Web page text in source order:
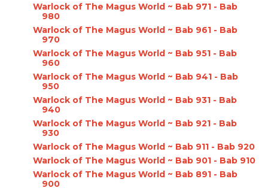
Warlock of The Magus World ~ Bab 971 - Bab
980
Warlock of The Magus World ~ Bab 961 - Bab
970
Warlock of The Magus World ~ Bab 951 - Bab
960
Warlock of The Magus World ~ Bab 941 - Bab
950
Warlock of The Magus World ~ Bab 931 - Bab
940
Warlock of The Magus World ~ Bab 921 - Bab
930
Warlock of The Magus World ~ Bab 911 - Bab 920
Warlock of The Magus World ~ Bab 901 - Bab 910
Warlock of The Magus World ~ Bab 891 - Bab
900